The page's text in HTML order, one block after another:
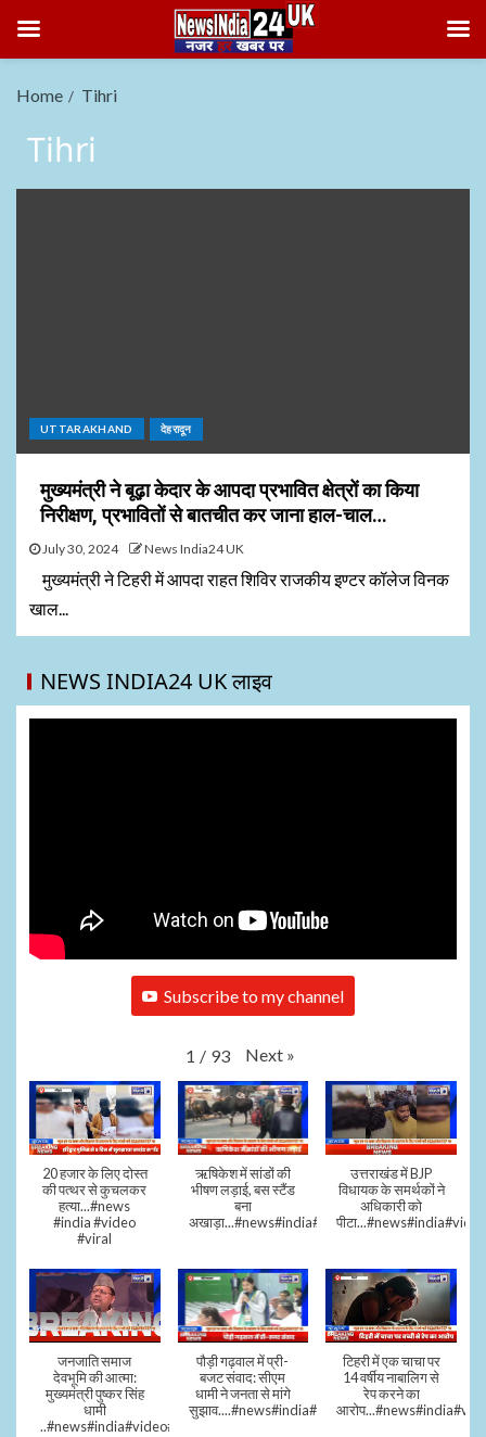
Home Tihri
Tihri
UTTARAKHAND देहरादून
मुख्यमंत्री ने बूढ़ा केदार के आपदा प्रभावित क्षेत्रों का किया
निरीक्षण, प्रभावितों से बातचीत कर जाना हाल-चाल…
July 30, 2024 News India24 UK
मुख्यमंत्री ने टिहरी में आपदा राहत शिविर राजकीय इण्टर कॉलेज विनक
खाल...
NEWS INDIA24 UK लाइव
Subscribe to my channel
1 / 93 Next »
20 हजार के लिए दोस्त
की पत्थर से कुचलकर
हत्या...#news
#india #video
#viral
ऋषिकेश में सांडों की
भीषण लड़ाई, बस स्टैंड
बना
अखाड़ा...#news#india#video#viral
उत्तराखंड में BJP
विधायक के समर्थकों ने
अधिकारी को
जनजाति समाज
देवभूमि की आत्मा:
मुख्यमंत्री पुष्कर सिंह
धामी
..#news#india#video#viral
पौड़ी गढ़वाल में प्री-
बजट संवाद: सीएम
धामी ने जनता से मांगे
सुझाव....#news#india#video#viral
टिहरी में एक चाचा पर
14 वर्षीय नाबालिग से
रेप करने का